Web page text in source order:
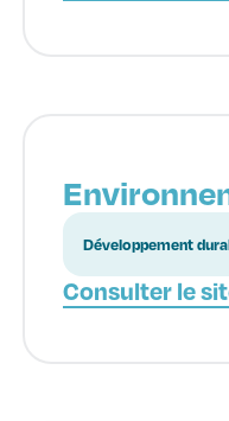
Développement
Consulter le